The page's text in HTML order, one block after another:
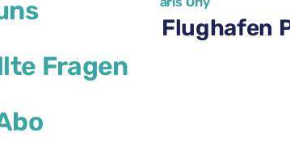
Fragen
mieten am Flughafen